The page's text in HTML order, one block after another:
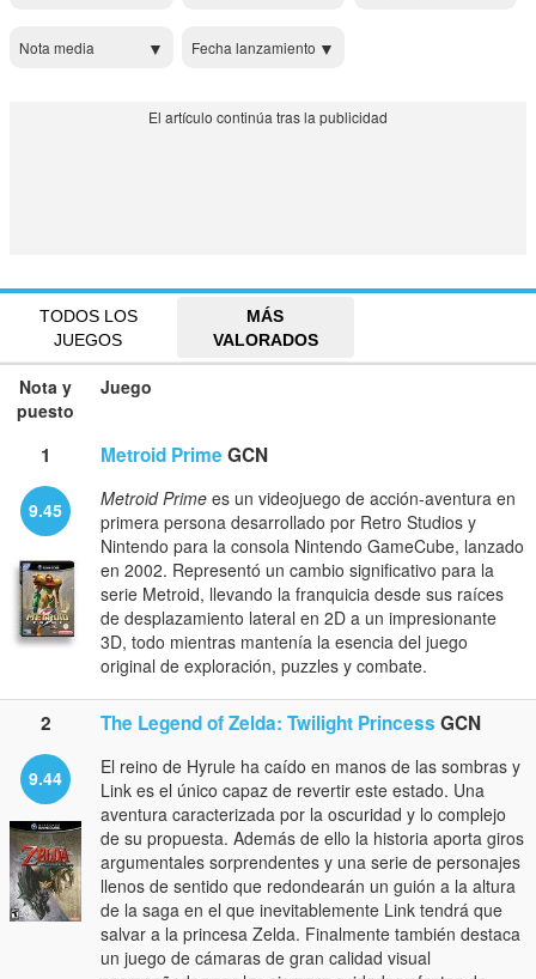
Nota media Fecha lanzamiento
TODOS LOS
JUEGOS
MÁS
VALORADOS
Nota y
puesto
Juego
1 Metroid Prime GCN
9.45 Metroid Prime es un videojuego de acción-aventura en
primera persona desarrollado por Retro Studios y
Nintendo para la consola Nintendo GameCube, lanzado
en 2002. Representó un cambio significativo para la
serie Metroid, llevando la franquicia desde sus raíces
de desplazamiento lateral en 2D a un impresionante
3D, todo mientras mantenía la esencia del juego
original de exploración, puzzles y combate.
2 The Legend of Zelda: Twilight Princess GCN
9.44
El reino de Hyrule ha caído en manos de las sombras y
Link es el único capaz de revertir este estado. Una
aventura caracterizada por la oscuridad y lo complejo
de su propuesta. Además de ello la historia aporta giros
argumentales sorprendentes y una serie de personajes
llenos de sentido que redondearán un guión a la altura
de la saga en el que inevitablemente Link tendrá que
salvar a la princesa Zelda. Finalmente también destaca
un juego de cámaras de gran calidad visual